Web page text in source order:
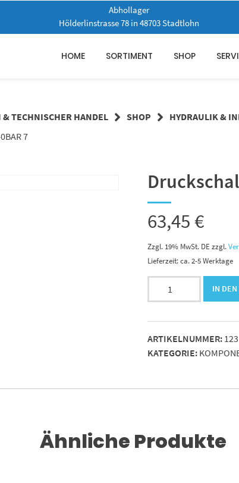
Abhollager
Hölderlinstrasse 78 in 48703 Stadtlohn
HOME SORTIMENT SHOP
TECHNISCHER HANDEL SHOP
HYDRAULIK &
7
63,45€
Zzgl. 19% MwSt. DE zzgl.
Lieferzeit: ca. 2-5 Werktage
7
Menge
IN DEN
ARTIKELNUMMER: 123
KATEGORIE:
Ähnliche Produkte